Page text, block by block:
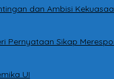
dan Ambisi
Pernyataan Sikap
UI